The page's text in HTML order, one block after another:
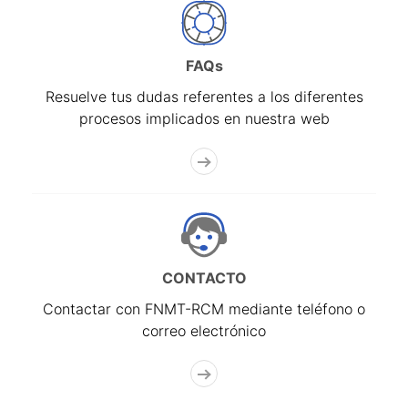
FAQs
Resuelve tus dudas referentes a los diferentes
procesos implicados en nuestra web
CONTACTO
Contactar con FNMT-RCM mediante teléfono o
correo electrónico